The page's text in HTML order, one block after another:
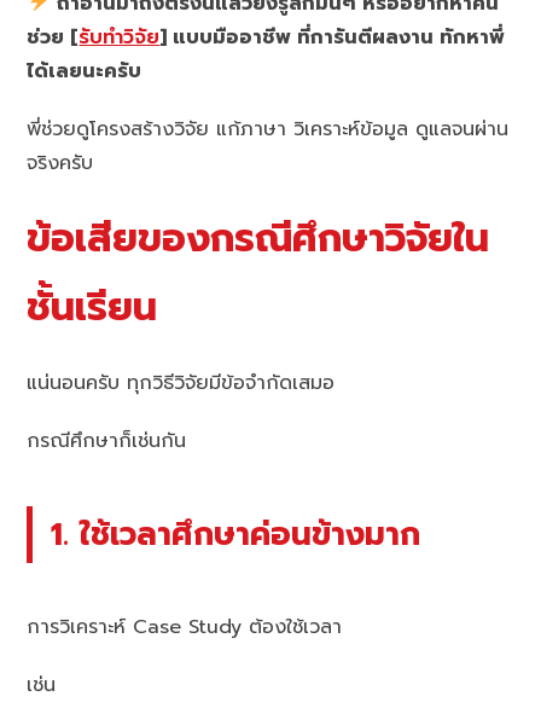
ช่วย [รับทำวิจัย] แบบมืออาชีพ ที่การันตีผลงาน ทักหาพี่
ได้เลยนะครับ
พี่ช่วยดูโครงสร้างวิจัย แก้ภาษา วิเคราะห์ข้อมูล ดูแลจนผ่าน
จริงครับ
ข้อเสียของกรณีศึกษาวิจัยใน
ชั้นเรียน
แน่นอนครับ ทุกวิธีวิจัยมีข้อจำกัดเสมอ
กรณีศึกษาก็เช่นกัน
1. ใช้เวลาศึกษาค่อนข้างมาก
การวิเคราะห์ Case Study ต้องใช้เวลา
เช่น